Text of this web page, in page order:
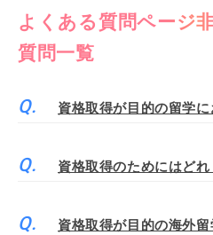
よくある質問ページ
質問一覧
資格取得が目的の留学
資格取得のためにはど
資格取得が目的の海外